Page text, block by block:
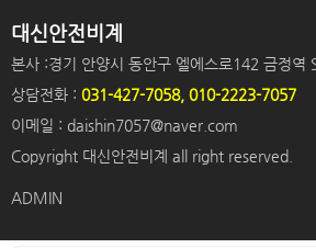
대신안전비계
본사 :경기 안양시 동안구 엘에스로142 금정역
상담전화 : 031-427-7058, 010-2223-7057
이메일 : daishin7057@naver.com
Copyright 대신안전비계 all right reserved.
ADMIN